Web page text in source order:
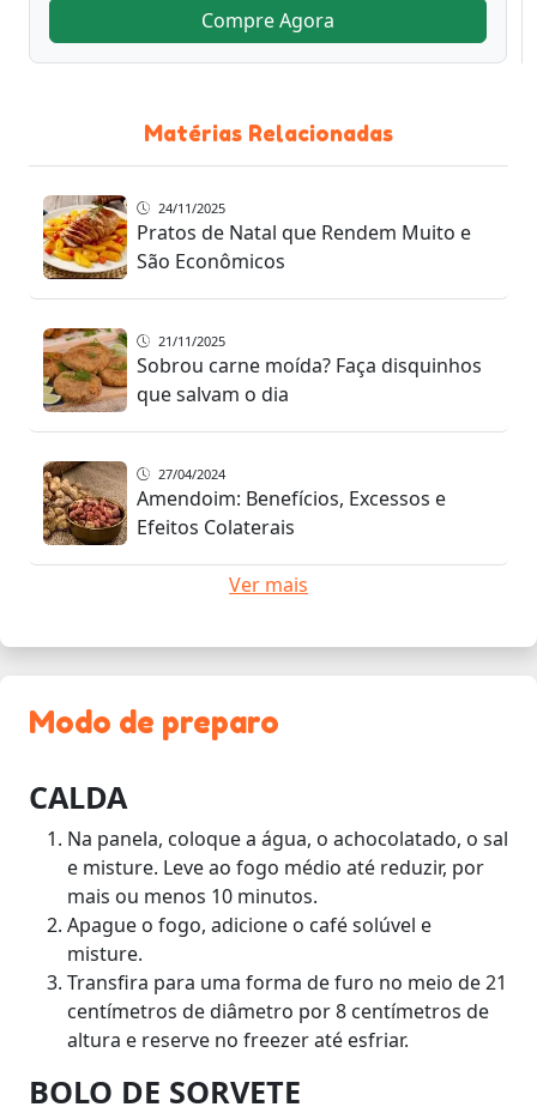
Compre Agora
Matérias Relacionadas
24/11/2025
Pratos de Natal que Rendem Muito e
São Econômicos
21/11/2025
Sobrou carne moída? Faça disquinhos
que salvam o dia
27/04/2024
Amendoim: Benefícios, Excessos e
Efeitos Colaterais
Ver mais
Modo de preparo
CALDA
Na panela, coloque a água, o achocolatado, o sal
e misture. Leve ao fogo médio até reduzir, por
mais ou menos 10 minutos.
Apague o fogo, adicione o café solúvel e
misture.
Transfira para uma forma de furo no meio de 21
centímetros de diâmetro por 8 centímetros de
altura e reserve no freezer até esfriar.
BOLO DE SORVETE